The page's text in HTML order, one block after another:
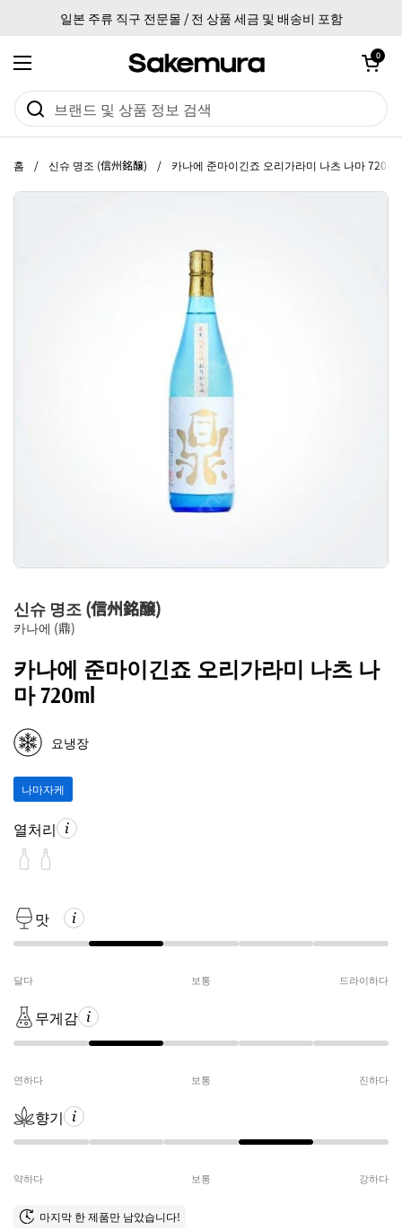
일본 주류 직구 전문몰 / 전 상품 세금 및 배송비 포함
메뉴 열기
카트 열기
0
홈 / 신슈 명조 (信州銘醸) / 카나에 준마이긴죠 오리가라미 나츠 나마 720ml
신슈 명조 (信州銘醸)
카나에 (鼎)
카나에 준마이긴죠 오리가라미 나츠 나
마 720ml
요냉장
나마자케
열처리
맛
달다 보통 드라이하다
무게감
연하다 보통 진하다
향기
약하다 보통 강하다
마지막 한 제품만 남았습니다!